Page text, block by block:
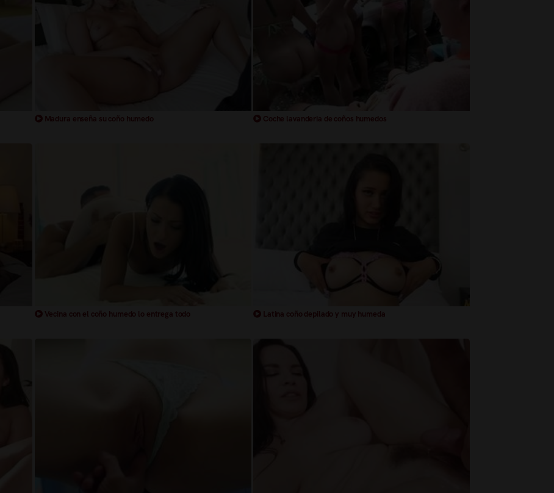
Madura enseña su coño humedo Coche lavanderia de coños humedos
Vecina con el coño humedo lo entrega todo Latina coño depilado y muy humeda